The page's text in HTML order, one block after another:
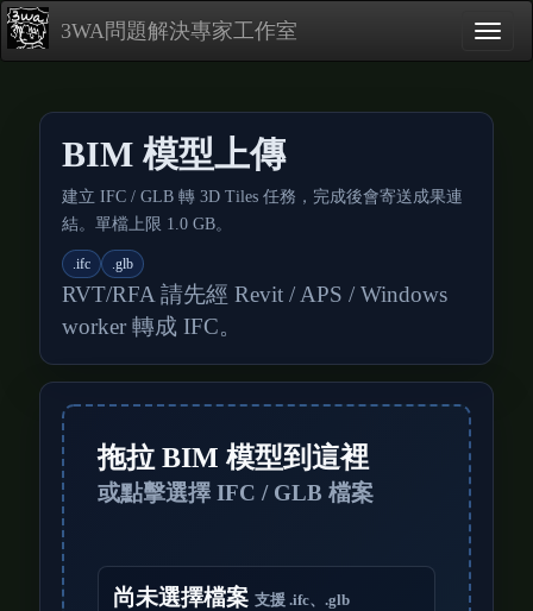
3WA問題解決專家工作室
BIM 模型上傳
建立 IFC / GLB 轉 3D Tiles 任務，完成後會寄送成果連
結。單檔上限 1.0 GB。
.ifc .glb
RVT/RFA 請先經 Revit / APS / Windows
worker 轉成 IFC。
拖拉 BIM 模型到這裡
或點擊選擇 IFC / GLB 檔案
尚未選擇檔案 支援 .ifc、.glb